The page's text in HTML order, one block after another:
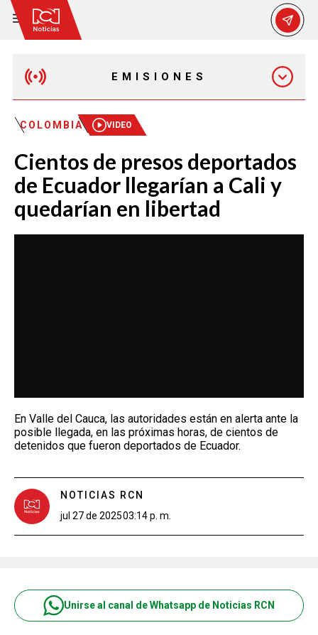
EMISIONES
EMISIÓN 12:30 PM
EMISIÓN 7:00 PM
COLOMBIA VIDEO
Cientos de presos deportados
de Ecuador llegarían a Cali y
quedarían en libertad
En Valle del Cauca, las autoridades están en alerta ante la
posible llegada, en las próximas horas, de cientos de
detenidos que fueron deportados de Ecuador.
NOTICIAS RCN
jul 27 de 202503:14 p. m.
Unirse al canal de Whatsapp de Noticias RCN